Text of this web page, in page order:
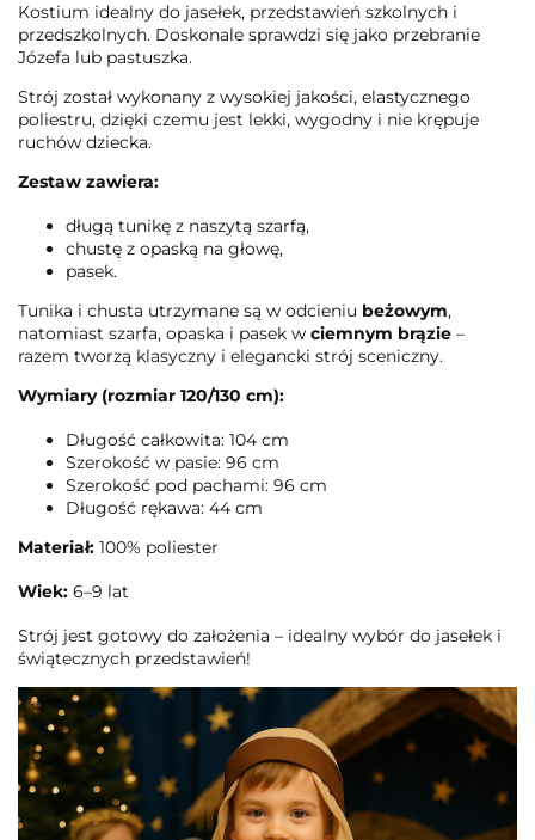
Kostium idealny do jasełek, przedstawień szkolnych i
przedszkolnych. Doskonale sprawdzi się jako przebranie
Józefa lub pastuszka.
Strój został wykonany z wysokiej jakości, elastycznego
poliestru, dzięki czemu jest lekki, wygodny i nie krępuje
ruchów dziecka.
Zestaw zawiera:
długą tunikę z naszytą szarfą,
chustę z opaską na głowę,
pasek.
Tunika i chusta utrzymane są w odcieniu beżowym,
natomiast szarfa, opaska i pasek w ciemnym brązie –
razem tworzą klasyczny i elegancki strój sceniczny.
Wymiary (rozmiar 120/130 cm):
Długość całkowita: 104 cm
Szerokość w pasie: 96 cm
Szerokość pod pachami: 96 cm
Długość rękawa: 44 cm
Materiał: 100% poliester
Wiek: 6–9 lat
Strój jest gotowy do założenia – idealny wybór do jasełek i
świątecznych przedstawień!